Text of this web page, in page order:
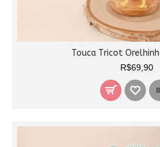
Touca Tricot
R$69,90